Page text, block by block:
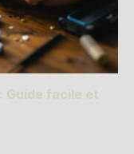
Guide facile et